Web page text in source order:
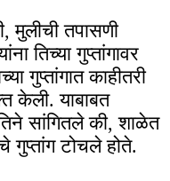
मुलीची तपासणी
तिच्या गुप्तांगावर
गुप्तांगात काहीतरी
केली. याबाबत
सांगितले की, शाळेत
गुप्तांग टोचले होते.